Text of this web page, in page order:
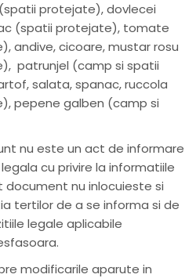
protejate), dovlecei
(spatii protejate), tomate
andive, cicoare, mustar rosu
patrunjel (camp si spatii
salata, spanac, ruccola
pepene galben (camp si
nu este un act de informare
cu privire la informatiile
nu inlocuieste si
tertilor de a se informa si de
legale aplicabile
modificarile aparute in